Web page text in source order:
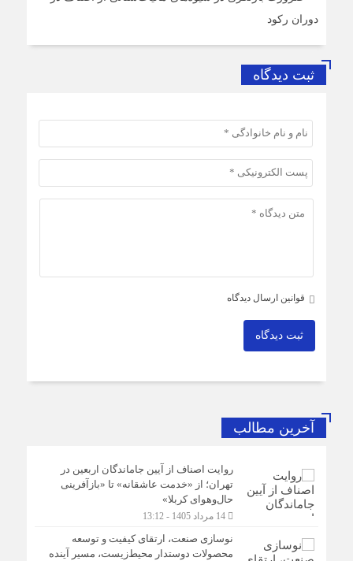
دوران رکود
ثبت دیدگاه
قوانین ارسال دیدگاه
ثبت دیدگاه
آخرین مطالب
روایت اصناف از آیین جاماندگان اربعین در
تهران؛ از «خدمت عاشقانه» تا «بازآفرینی
حال‌وهوای کربلا»
14 مرداد 1405 - 13:12
نوسازی صنعت، ارتقای کیفیت و توسعه
محصولات دوستدار محیط‌زیست، مسیر آینده